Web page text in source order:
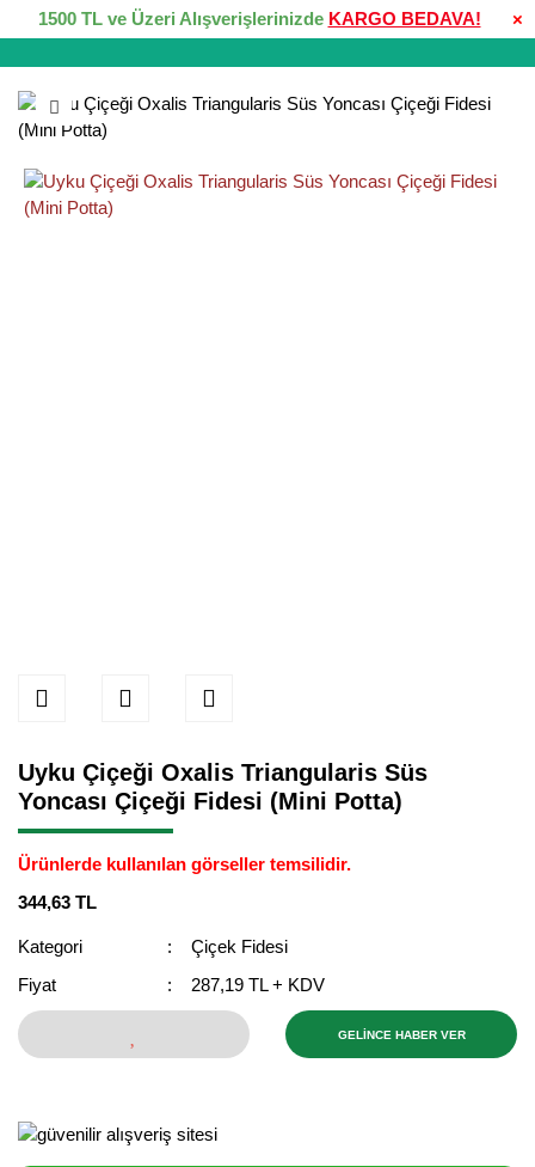
×
1500 TL ve Üzeri Alışverişlerinizde KARGO BEDAVA!
Uyku Çiçeği Oxalis Triangularis Süs
Yoncası Çiçeği Fidesi (Mini Potta)
Ürünlerde kullanılan görseller temsilidir.
344,63 TL
Kategori
Çiçek Fidesi
Fiyat
287,19 TL + KDV
GELİNCE HABER VER